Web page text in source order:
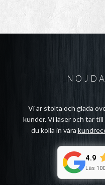
Vi är stolta och glada
kunder. Vi läser och tar till
du kolla in våra
4.9
Läs